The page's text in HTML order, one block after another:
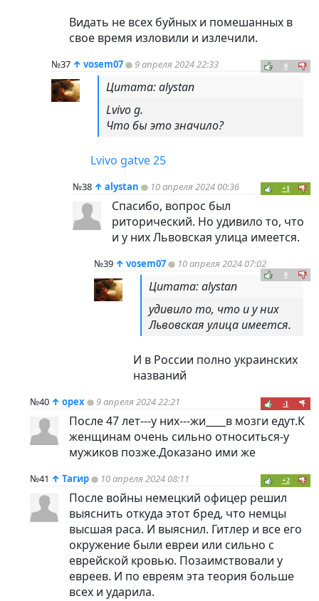
Видать не всех буйных и помешанных в
свое время изловили и излечили.
№37 ↑ vosem07 9 апреля 2024 22:33 0
Цитата: alystan
Lvivo g.
Что бы это значило?
Lvivo gatve 25
№38 ↑ alystan 10 апреля 2024 00:36 +1
Спасибо, вопрос был
риторический. Но удивило то, что
и у них Львовская улица имеется.
№39 ↑ vosem07 10 апреля 2024 07:02
0
Цитата: alystan
удивило то, что и у них
Львовская улица имеется.
И в России полно украинских
названий
№40 ↑ opex 9 апреля 2024 22:21 -1
После 47 лет---у них---жи____в мозги едут.К
женщинам очень сильно относиться-у
мужиков позже.Доказано ими же
№41 ↑ Тагир 10 апреля 2024 08:11 +2
После войны немецкий офицер решил
выяснить откуда этот бред, что немцы
высшая раса. И выяснил. Гитлер и все его
окружение были евреи или сильно с
еврейской кровью. Позаимствовали у
евреев. И по евреям эта теория больше
всех и ударила.